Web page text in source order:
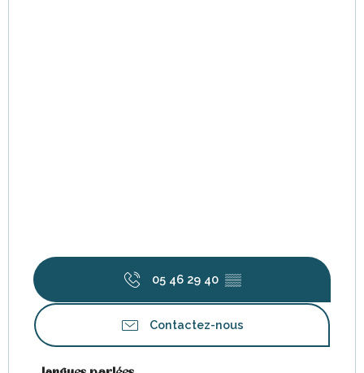
05 46 29 40 ▒▒
Contactez-nous